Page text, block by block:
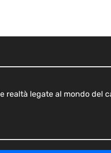
realtà legate al mondo del